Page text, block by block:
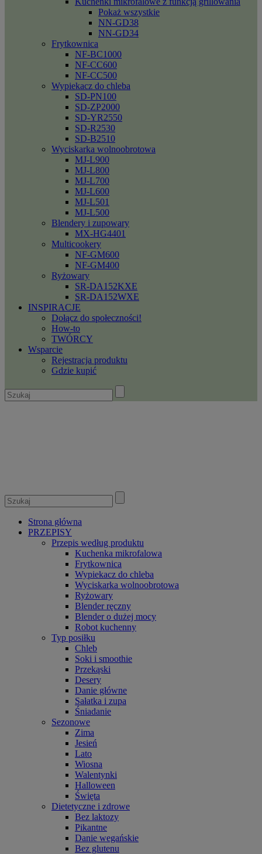
Pokaż wszystkie
NN-GD38
NN-GD34
Frytkownica
NF-BC1000
NF-CC600
NF-CC500
Wypiekacz do chleba
SD-PN100
SD-ZP2000
SD-YR2550
SD-R2530
SD-B2510
Wyciskarka wolnoobrotowa
MJ-L900
MJ-L800
MJ-L700
MJ-L600
MJ-L501
MJ-L500
Blendery i zupowary
MX-HG4401
Multicookery
NF-GM600
NF-GM400
Ryżowary
SR-DA152KXE
SR-DA152WXE
INSPIRACJE
Dołącz do społeczności!
How-to
TWÓRCY
Wsparcie
Rejestracja produktu
Gdzie kupić
Strona główna
PRZEPISY
Przepis według produktu
Kuchenka mikrofalowa
Frytkownica
Wypiekacz do chleba
Wyciskarka wolnoobrotowa
Ryżowary
Blender ręczny
Blender o dużej mocy
Robot kuchenny
Typ posiłku
Chleb
Soki i smoothie
Przekąski
Desery
Danie główne
Sałatka i zupa
Śniadanie
Sezonowe
Zima
Jesień
Lato
Wiosna
Walentynki
Halloween
Święta
Dietetyczne i zdrowe
Bez laktozy
Pikantne
Danie wegańskie
Bez glutenu